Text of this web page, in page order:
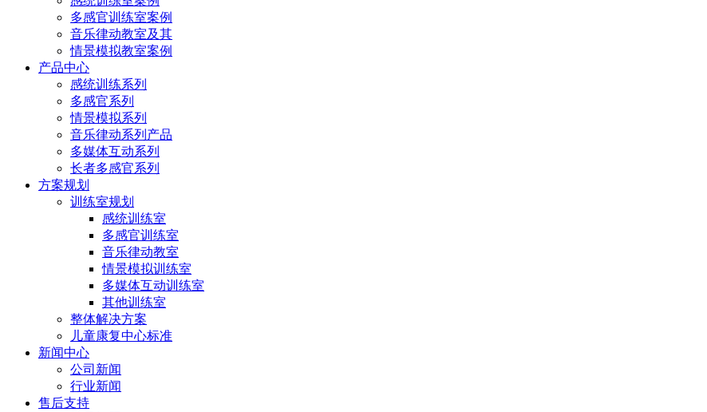
多感官训练室案例
音乐律动教室及其
情景模拟教室案例
产品中心
感统训练系列
多感官系列
情景模拟系列
音乐律动系列产品
多媒体互动系列
长者多感官系列
方案规划
训练室规划
感统训练室
多感官训练室
音乐律动教室
情景模拟训练室
多媒体互动训练室
其他训练室
整体解决方案
儿童康复中心标准
新闻中心
公司新闻
行业新闻
售后支持